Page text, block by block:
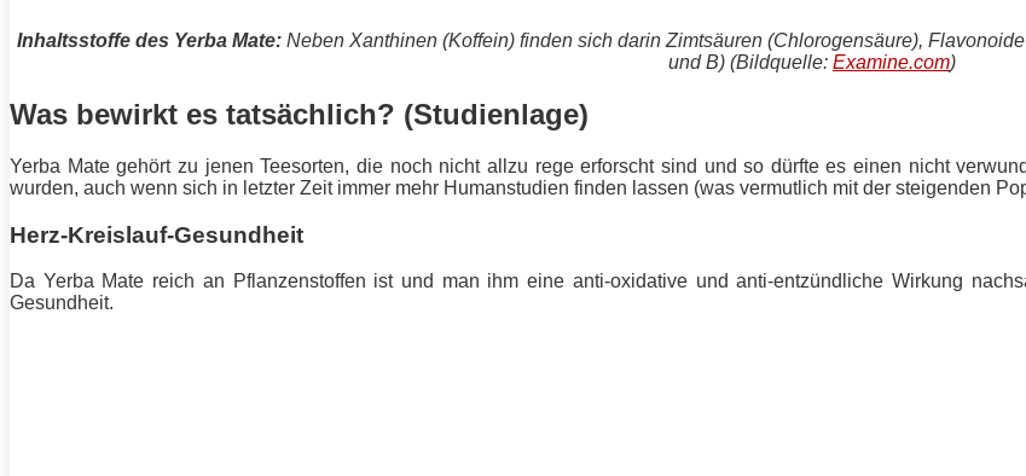
Inhaltsstoffe des Yerba Mate:Neben Xanthinen (Koffein) finden sich darin Zimtsäuren (Chlorogensäure),
und B) (Bildquelle: Examine.com)
Was bewirkt es tatsächlich? (Studienlage)
Yerba Mate gehört zu jenen Teesorten, die noch nicht allzu rege erforscht sind und so dürfte es einen nicht
wurden, auch wenn sich in letzter Zeit immer mehr Humanstudien finden lassen (was vermutlich mit der steigenden
Herz-Kreislauf-Gesundheit
Da Yerba Mate reich an Pflanzenstoffen ist und man ihm eine anti-oxidative und anti-entzündliche Wirkung
Gesundheit.